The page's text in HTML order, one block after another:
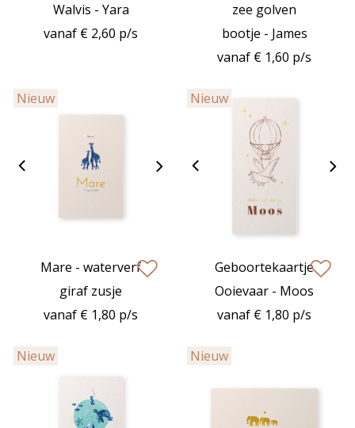
Walvis - Yara
vanaf € 2,60 p/s
zee golven
bootje - James
vanaf € 1,60 p/s
Nieuw
Mare - waterverf
giraf zusje
vanaf € 1,80 p/s
Nieuw
Geboortekaartje
Ooievaar - Moos
vanaf € 1,80 p/s
Nieuw Nieuw